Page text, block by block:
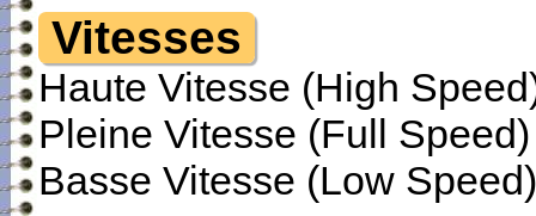
Vitesses
Haute Vitesse (High
Pleine Vitesse (Full
Basse Vitesse (Low